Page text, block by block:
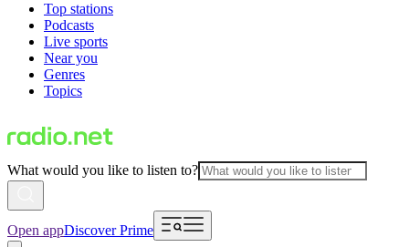
Top stations
Podcasts
Live sports
Near you
Genres
Topics
What would you like to listen to?
Open appDiscover Prime